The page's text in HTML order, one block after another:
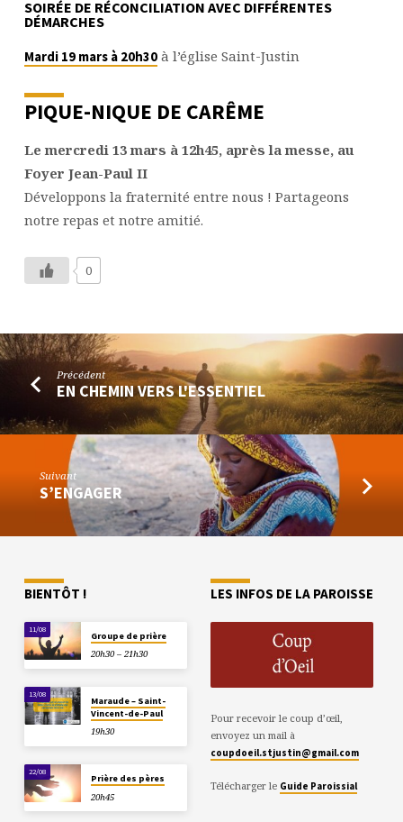
SOIRÉE DE RÉCONCILIATION AVEC DIFFÉRENTES
DÉMARCHES
Mardi 19 mars à 20h30à l’église Saint-Justin
PIQUE-NIQUE DE CARÊME
Le mercredi 13 mars à 12h45, après la messe, au
Foyer Jean-Paul II
Développons la fraternité entre nous ! Partageons
notre repas et notre amitié.
0
Précédent
EN CHEMIN VERS L'ESSENTIEL
Suivant
S’ENGAGER
BIENTÔT !
11/08
Groupe de prière
20h30 – 21h30
13/08
Maraude – Saint-
Vincent-de-Paul
19h30
22/08
Prière des pères
20h45
LES INFOS DE LA PAROISSE
Pour recevoir le coup d’œil,
envoyez un mail à
coupdoeil.stjustin@gmail.com
Télécharger le Guide Paroissial